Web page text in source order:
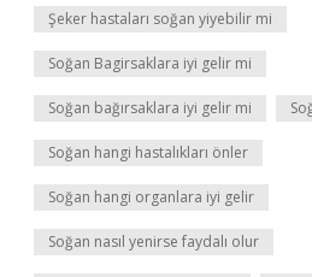
Şeker hastaları soğan yiyebilir mi
Soğan Bagirsaklara iyi gelir mi
Soğan bağırsaklara iyi gelir mi
Soğan hangi hastalıkları önler
Soğan hangi organlara iyi gelir
Soğan nasıl yenirse faydalı olur